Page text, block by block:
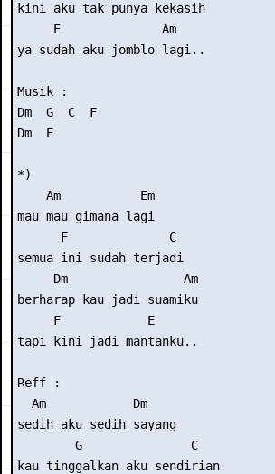
kini aku tak punya kekasih
     E              Am
ya sudah aku jomblo lagi..
Musik :
Dm  G  C  F
Dm  E
*)
    Am           Em
mau mau gimana lagi
      F              C
semua ini sudah terjadi
     Dm                Am
berharap kau jadi suamiku
     F            E
tapi kini jadi mantanku..
Reff :
  Am            Dm
sedih aku sedih sayang
        G               C
kau tinggalkan aku sendirian